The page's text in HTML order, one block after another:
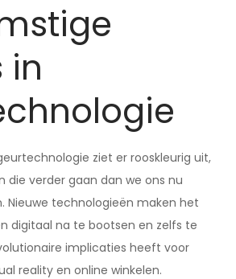
in
ziet er rooskleurig uit,
die verder gaan dan we ons nu
Nieuwe technologieën maken het
digitaal na te bootsen en zelfs te
implicaties heeft voor
reality en online winkelen.